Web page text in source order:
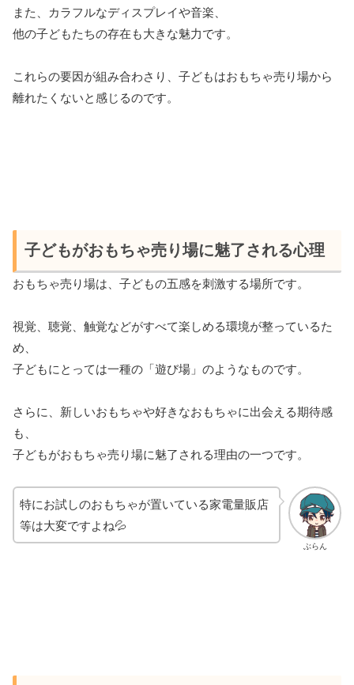
また、カラフルなディスプレイや音楽、
他の子どもたちの存在も大きな魅力です。
これらの要因が組み合わさり、子どもはおもちゃ売り場から
離れたくないと感じるのです。
子どもがおもちゃ売り場に魅了される心理
おもちゃ売り場は、子どもの五感を刺激する場所です。
視覚、聴覚、触覚などがすべて楽しめる環境が整っているた
め、
子どもにとっては一種の「遊び場」のようなものです。
さらに、新しいおもちゃや好きなおもちゃに出会える期待感
も、
子どもがおもちゃ売り場に魅了される理由の一つです。
ぶらん
特にお試しのおもちゃが置いている家電量販店
等は大変ですよね💦